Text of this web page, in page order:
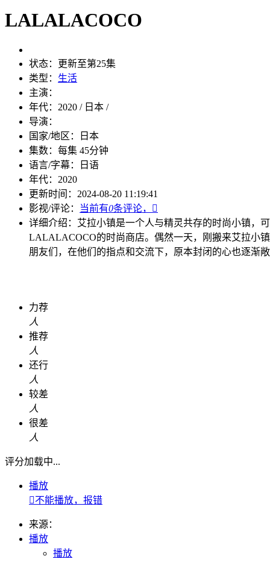
LALALACOCO
状态：
更新至第25集
类型： 生活
主演：
年代： 2020 / 日本 /
导演：
国家/地区：
日本
集数： 每集 45分钟
语言/字幕：
日语
年代： 2020
更新时间： 2024-08-20 11:19:41
影视/评论：
当前有0条评论，

详细介绍： 艾拉小镇是一个人与精灵共存的时尚小镇，
LALALACOCO的时尚商店。偶然一天，刚搬来艾拉小
朋友们，在他们的指点和交流下，原本封闭的心也逐渐
力荐
人
推荐
人
还行
人
较差
人
很差
人
评分加载中...
播放
不能播放，报错
来源：
播放
播放